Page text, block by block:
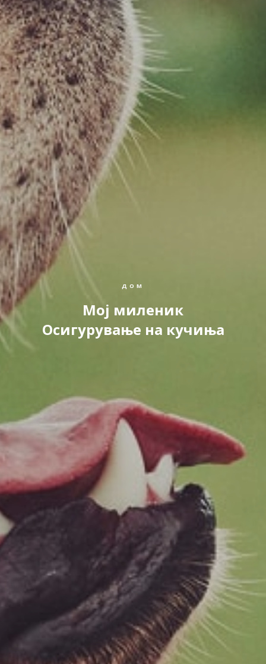
ДОМ
Moj миленик
Осигурување на кучиња